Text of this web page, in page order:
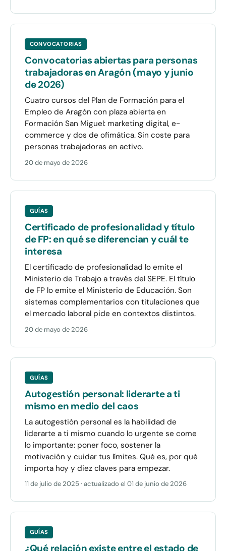
CONVOCATORIAS
Convocatorias abiertas para personas
trabajadoras en Aragón (mayo y junio
de 2026)
Cuatro cursos del Plan de Formación para el
Empleo de Aragón con plaza abierta en
Formación San Miguel: marketing digital, e-
commerce y dos de ofimática. Sin coste para
personas trabajadoras en activo.
20 de mayo de 2026
GUÍAS
Certificado de profesionalidad y título
de FP: en qué se diferencian y cuál te
interesa
El certificado de profesionalidad lo emite el
Ministerio de Trabajo a través del SEPE. El título
de FP lo emite el Ministerio de Educación. Son
sistemas complementarios con titulaciones que
el mercado laboral pide en contextos distintos.
20 de mayo de 2026
GUÍAS
Autogestión personal: liderarte a ti
mismo en medio del caos
La autogestión personal es la habilidad de
liderarte a ti mismo cuando lo urgente se come
lo importante: poner foco, sostener la
motivación y cuidar tus límites. Qué es, por qué
importa hoy y diez claves para empezar.
11 de julio de 2025· actualizado el 01 de junio de 2026
GUÍAS
¿Qué relación existe entre el estado de